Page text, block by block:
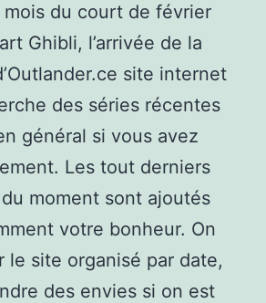
du court de février
Ghibli, l’arrivée de la
site internet
des séries récentes
général si vous avez
Les tout derniers
moment sont ajoutés
votre bonheur. On
le site organisé par date,
des envies si on est